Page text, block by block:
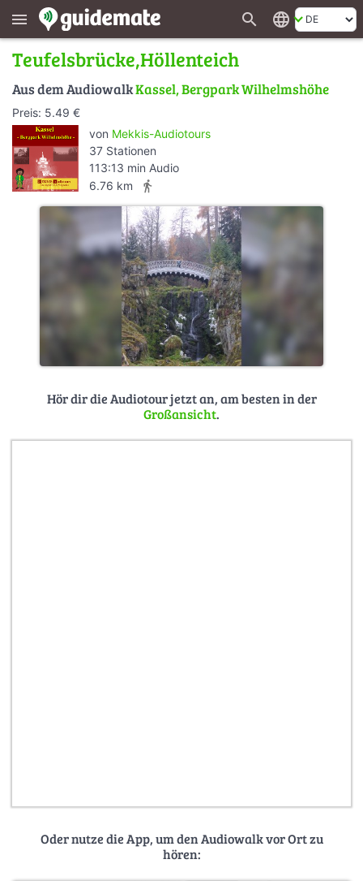
menu search language
Teufelsbrücke,Höllenteich
Aus dem AudiowalkKassel, Bergpark Wilhelmshöhe
Preis: 5.49 €
von Mekkis-Audiotours
37 Stationen
113:13 min Audio
6.76 km
directions_walk
Hör dir die Audiotour jetzt an, am besten in der
Großansicht.
Oder nutze die App, um den Audiowalk vor Ort zu
hören: